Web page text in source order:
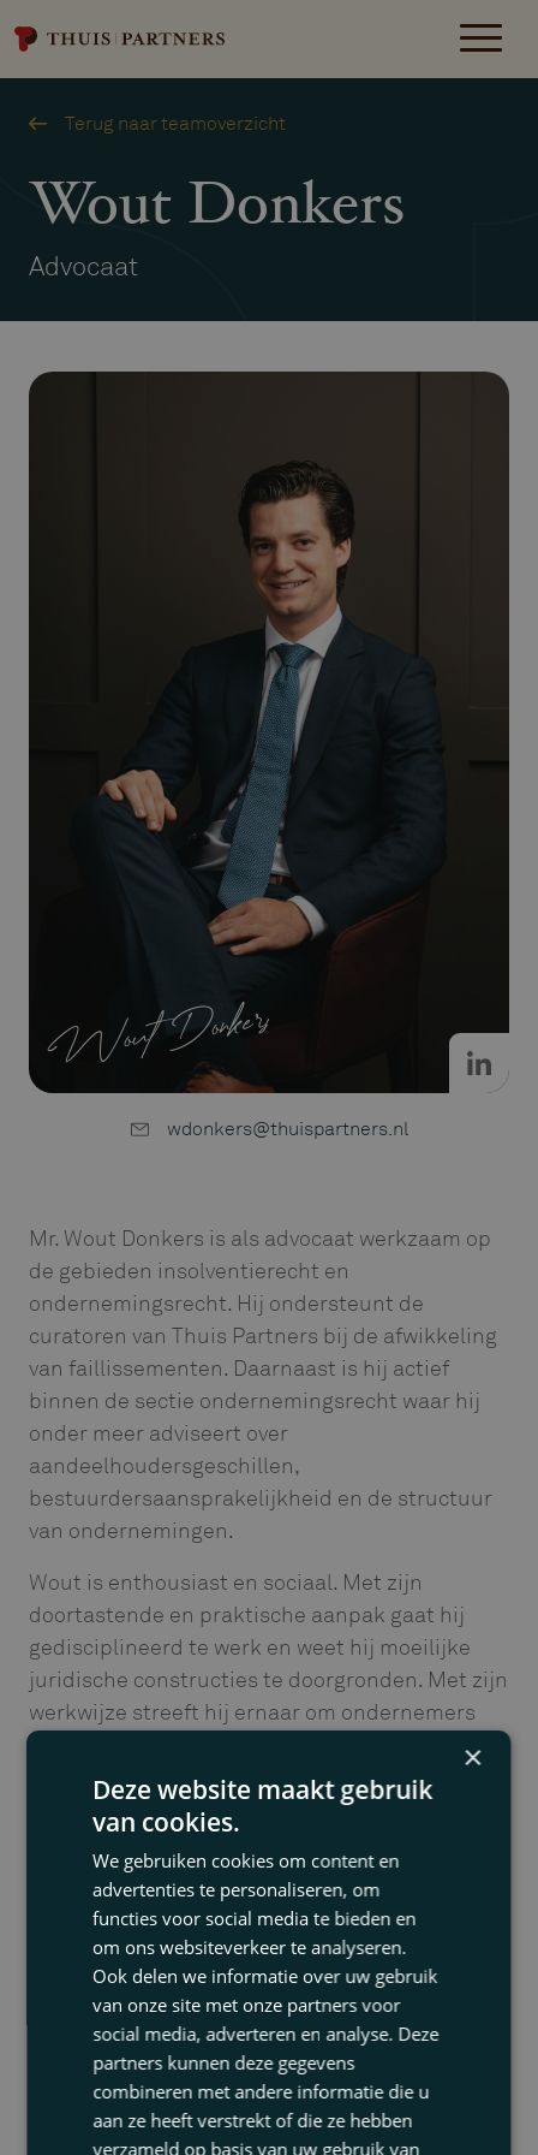
Terug naar teamoverzicht
Wout Donkers
Advocaat
Wout Donkers
wdonkers@thuispartners.nl
Mr. Wout Donkers is als advocaat werkzaam op
de gebieden insolventierecht en
ondernemingsrecht. Hij ondersteunt de
curatoren van Thuis Partners bij de afwikkeling
van faillissementen. Daarnaast is hij actief
binnen de sectie ondernemingsrecht waar hij
onder meer adviseert over
aandeelhoudersgeschillen,
bestuurdersaansprakelijkheid en de structuur
van ondernemingen.
Wout is enthousiast en sociaal. Met zijn
doortastende en praktische aanpak gaat hij
gedisciplineerd te werk en weet hij moeilijke
juridische constructies te doorgronden. Met zijn
werkwijze streeft hij ernaar om ondernemers
juridisch zo goed mogelijk te ondersteunen.
Hij studeerde in 2023 af aan de Universiteit van
Tilburg, waar hij de master Ondernemingsrecht
behaalde. Vanaf medio 2023 is Wout werkzaam
bij Thuis Partners.
Verschenen artikelen
van
×
Deze website maakt gebruik
van cookies.
We gebruiken cookies om content en
advertenties te personaliseren, om
functies voor social media te bieden en
om ons websiteverkeer te analyseren.
Ook delen we informatie over uw gebruik
van onze site met onze partners voor
social media, adverteren en analyse. Deze
partners kunnen deze gegevens
combineren met andere informatie die u
aan ze heeft verstrekt of die ze hebben
verzameld op basis van uw gebruik van